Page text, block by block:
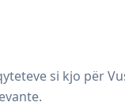
si kjo për